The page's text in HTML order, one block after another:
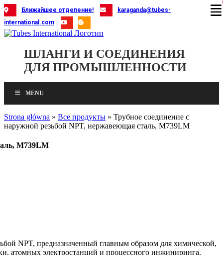
Skip
to
content
Ближайшее отделение!
karaganda@tubes-
international.com
ШЛАНГИ И СОЕДИНЕНИЯ
ДЛЯ ПРОМЫШЛЕННОСТИ
MENU
Strona główna » Все продукты » Трубное соединение с
наружной резьбой NPT, нержавеющая сталь, M739LM
M739LM
NPT, предназначенный главным образом для химической,
атомных электростанций и процессного инжиниринга.